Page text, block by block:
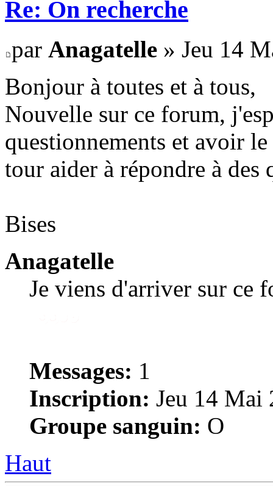
Re: On recherche
par Anagatelle » Jeu 14
Bonjour à toutes et à tous,
Nouvelle sur ce forum,
questionnements et avoir
tour aider à répondre à des
Bises
Anagatelle
Je viens d'arriver sur ce
Messages: 1
Inscription: Jeu 14 Mai
Groupe sanguin: O
Haut